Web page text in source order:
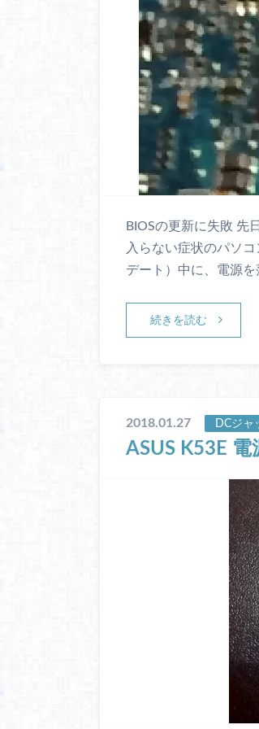
BIOSの更新に失敗
入らない症状のパソ
デート）中に、電源
続きを読む
2018.01.27 DCジャ
ASUS K53E